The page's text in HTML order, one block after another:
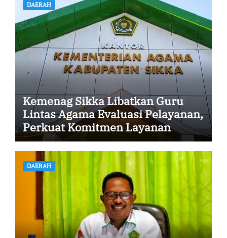
DAERAH
Kemenag Sikka Libatkan Guru
Lintas Agama Evaluasi Pelayanan,
Perkuat Komitmen Layanan
Profesional dan Humanis
DAERAH